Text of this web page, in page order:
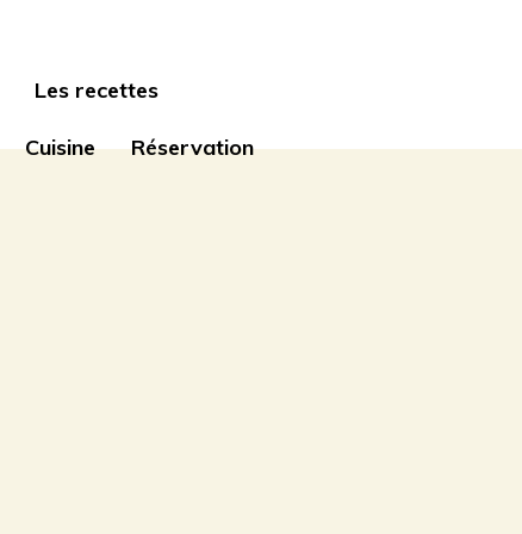
Les recettes
Cuisine Réservation